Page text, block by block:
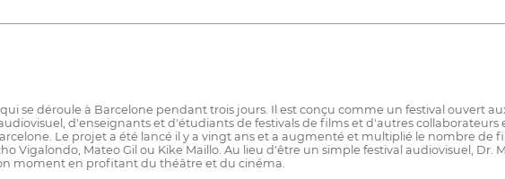
se déroule à Barcelone pendant trois jours. Il est conçu comme un festival ouvert
d'enseignants et d'étudiants de festivals de films et d'autres collaborateurs
Le projet a été lancé il y a vingt ans et a augmenté et multiplié le nombre de
Vigalondo, Mateo Gil ou Kike Maillo. Au lieu d'être un simple festival audiovisuel, Dr.
moment en profitant du théâtre et du cinéma.